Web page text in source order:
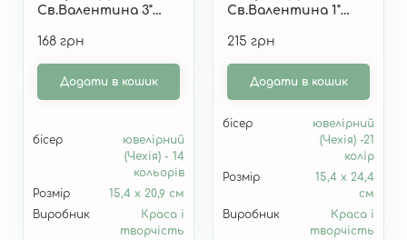
Св.Валентина 3"
168 грн
Додати в кошик
бісер
ювелірний
(Чехія) - 14
кольорів
Розмір
15,4 х 20,9 см
Виробник
Краса і
творчість
Св.Валентина 1"
215 грн
Додати в кошик
бісер
ювелірний
(Чехія) -21
колір
Розмір
15,4 х 24,4
см
Виробник
Краса і
творчість